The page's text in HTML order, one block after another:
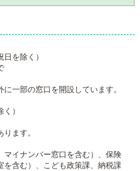
を除く）
一部の窓口を開設しています。
）
ます。
イナンバー窓口を含む）、保険
を含む）、こども政策課、納税課